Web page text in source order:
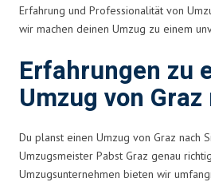
Erfahrung und Professionalität von
wir machen deinen Umzug zu einem
Erfahrungen zu
Umzug von
Du planst einen Umzug von Graz nach
Umzugsmeister Pabst Graz genau
Umzugsunternehmen bieten wir